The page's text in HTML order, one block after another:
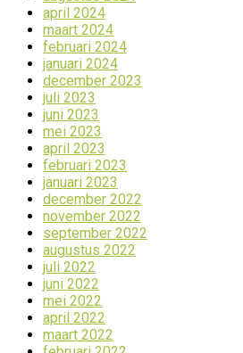
april 2024
maart 2024
februari 2024
januari 2024
december 2023
juli 2023
juni 2023
mei 2023
april 2023
februari 2023
januari 2023
december 2022
november 2022
september 2022
augustus 2022
juli 2022
juni 2022
mei 2022
april 2022
maart 2022